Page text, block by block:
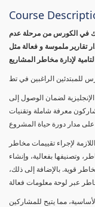
Course
المشارك في الكورس من مرحلة عدم
تقارير ملموسة و فعالة مثل
الإنجليزية لضمان الوصول إلى
معرفة شاملة وتقنيات
لإجراء تقييمات مخاطر
وتصنيفها بفعالية، وإنشاء
قوية. بالإضافة إلى ذلك،
مما يتيح للمشاركين